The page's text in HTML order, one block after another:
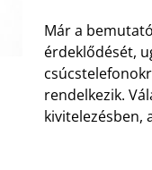
Már a
érdeklődését,
rendelkezik.
kivitelezésben,